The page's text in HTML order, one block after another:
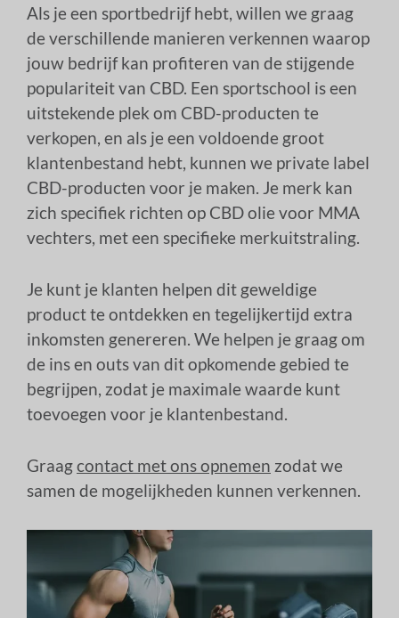
Als je een sportbedrijf hebt, willen we graag
de verschillende manieren verkennen waarop
jouw bedrijf kan profiteren van de stijgende
populariteit van CBD. Een sportschool is een
uitstekende plek om CBD-producten te
verkopen, en als je een voldoende groot
klantenbestand hebt, kunnen we private label
CBD-producten voor je maken. Je merk kan
zich specifiek richten op CBD olie voor MMA
vechters, met een specifieke merkuitstraling.
Je kunt je klanten helpen dit geweldige
product te ontdekken en tegelijkertijd extra
inkomsten genereren. We helpen je graag om
de ins en outs van dit opkomende gebied te
begrijpen, zodat je maximale waarde kunt
toevoegen voor je klantenbestand.
Graagcontact met ons opnemen zodat we
samen de mogelijkheden kunnen verkennen.